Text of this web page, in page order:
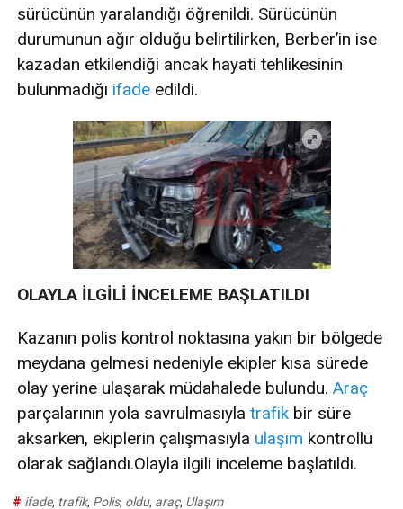
sürücünün yaralandığı öğrenildi. Sürücünün
durumunun ağır olduğu belirtilirken, Berber’in ise
kazadan etkilendiği ancak hayati tehlikesinin
bulunmadığı ifade edildi.
OLAYLA İLGİLİ İNCELEME BAŞLATILDI
Kazanın polis kontrol noktasına yakın bir bölgede
meydana gelmesi nedeniyle ekipler kısa sürede
olay yerine ulaşarak müdahalede bulundu. Araç
parçalarının yola savrulmasıyla trafik bir süre
aksarken, ekiplerin çalışmasıyla ulaşım kontrollü
olarak sağlandı.Olayla ilgili inceleme başlatıldı.
# ifade, trafik, Polis, oldu, araç, Ulaşım